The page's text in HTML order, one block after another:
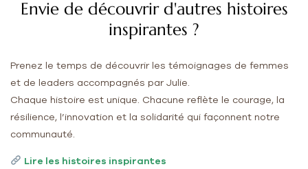
Envie de découvrir d'autres histoires
inspirantes ?
Prenez le temps de découvrir les témoignages de femmes
et de leaders accompagnés par Julie.
Chaque histoire est unique. Chacune reflète le courage, la
résilience, l’innovation et la solidarité qui façonnent notre
communauté.
Lire les histoires inspirantes